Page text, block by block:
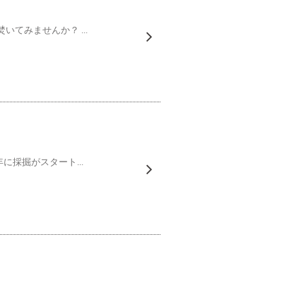
てみませんか？ ...
採掘がスタート...